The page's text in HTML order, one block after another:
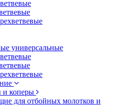
универсальные
и коперы
для отбойных молотков и